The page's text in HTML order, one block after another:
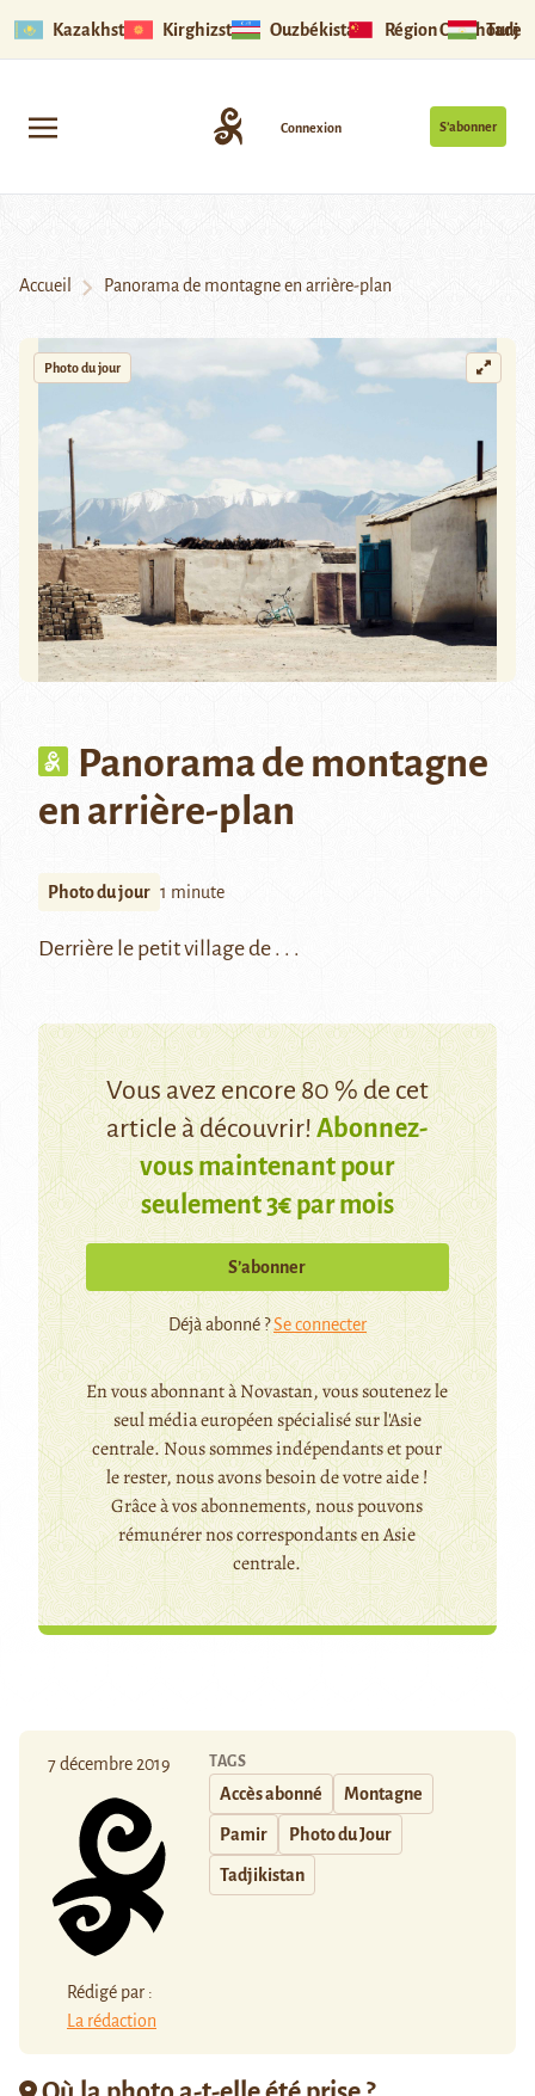
Kazakhstan Kirghizstan Ouzbékistan Région Ouïghoure
S’abonner
Connexion
Accueil Panorama de montagne en arrière-plan
Photo du jour
Panorama de montagne
en arrière-plan
Photo du jour 1 minute
Derrière le petit village de . . .
Vous avez encore 80 % de cet
article à découvrir!Abonnez-
vous maintenant pour
seulement 3€ par mois
S’abonner
Déjà abonné ?Se connecter
En vous abonnant à Novastan, vous soutenez le
seul média européen spécialisé sur l'Asie
centrale. Nous sommes indépendants et pour
le rester, nous avons besoin de votre aide !
Grâce à vos abonnements, nous pouvons
rémunérer nos correspondants en Asie
centrale.
7 décembre 2019
Rédigé par :
La rédaction
TAGS
Accès abonné Montagne
Pamir Photo du Jour
Tadjikistan